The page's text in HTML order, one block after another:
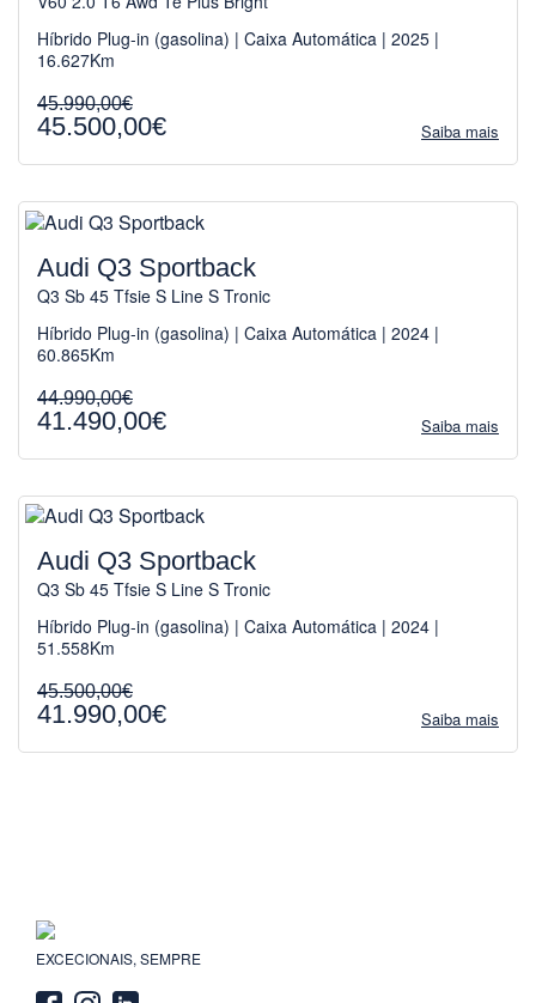
Híbrido Plug-in (gasolina) | Caixa Automática | 2025 |
16.627Km
45.990,00€
45.500,00€ Saiba mais
Audi Q3 Sportback
Q3 Sb 45 Tfsie S Line S Tronic
Híbrido Plug-in (gasolina) | Caixa Automática | 2024 |
60.865Km
44.990,00€
41.490,00€ Saiba mais
Audi Q3 Sportback
Q3 Sb 45 Tfsie S Line S Tronic
Híbrido Plug-in (gasolina) | Caixa Automática | 2024 |
51.558Km
45.500,00€
41.990,00€ Saiba mais
EXCECIONAIS, SEMPRE